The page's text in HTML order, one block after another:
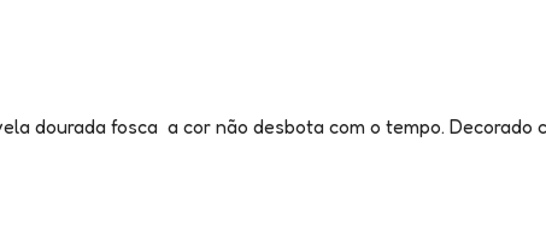
dourada fosca a cor não desbota com o tempo. Decorado